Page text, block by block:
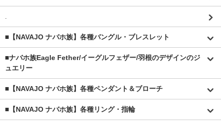
■【NAVAJO ナバホ族】各種バングル・ブレスレット
■ナバホ族Eagle Fether/イーグルフェザー/羽根のデザインのジ
ュエリー
■【NAVAJO ナバホ族】各種ペンダント＆ブローチ
■【NAVAJO ナバホ族】各種リング・指輪